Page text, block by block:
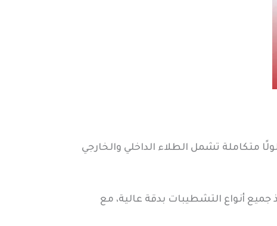
متكاملة تشمل الطلاء الداخلي والخارجي
أنواع التشطيبات بدقة عالية، مع